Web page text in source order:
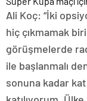
Ali Koç: “İki
hiç çıkmamak
görüşmelerde
ile başlanmalı
sonuna kadar